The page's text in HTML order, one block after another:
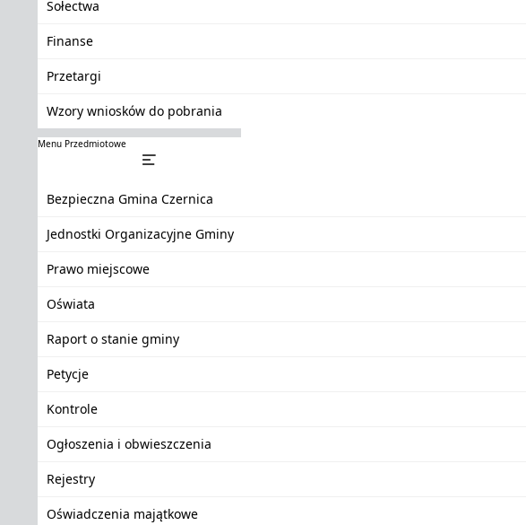
Sołectwa
Finanse
Przetargi
Wzory wniosków do pobrania
Menu Przedmiotowe
Bezpieczna Gmina Czernica
Jednostki Organizacyjne Gminy
Prawo miejscowe
Oświata
Raport o stanie gminy
Petycje
Kontrole
Ogłoszenia i obwieszczenia
Rejestry
Oświadczenia majątkowe